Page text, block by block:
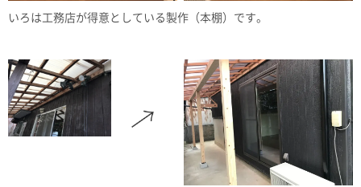
いろは工務店が得意としている製作（本棚）です。